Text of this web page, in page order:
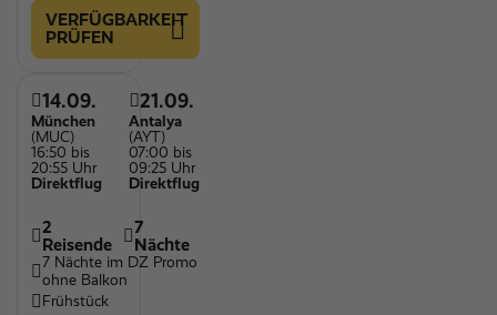
VERFÜGBARKEIT
PRÜFEN
14.09.
München
(MUC)
16:50 bis
20:55 Uhr
Direktflug
21.09.
Antalya
(AYT)
07:00 bis
09:25 Uhr
Direktflug
2
Reisende
7
Nächte
7 Nächte im DZ Promo
ohne Balkon
Frühstück